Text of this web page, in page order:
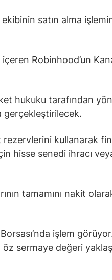
satın alma
Robinhood’un
hukuku tarafından
gerçekleştirilecek.
rezervlerini kullanarak
hisse senedi ihracı
tamamını nakit
işlem
sermaye değeri